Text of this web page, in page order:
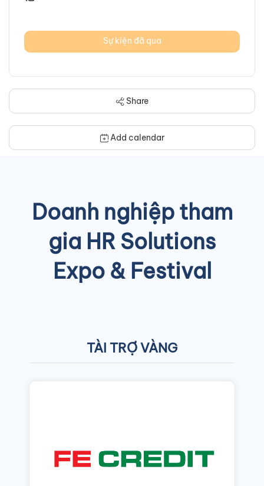
Sự kiện đã qua
Share
Add calendar
Doanh nghiệp tham
gia HR Solutions
Expo & Festival
TÀI TRỢ VÀNG